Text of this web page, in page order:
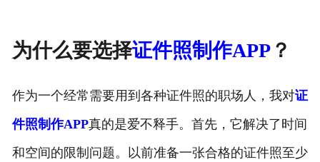
为什么要选择证件照制作APP？
作为一个经常需要用到各种证件照的职场人，我对证
件照制作APP真的是爱不释手。首先，它解决了时间
和空间的限制问题。以前准备一张合格的证件照至少